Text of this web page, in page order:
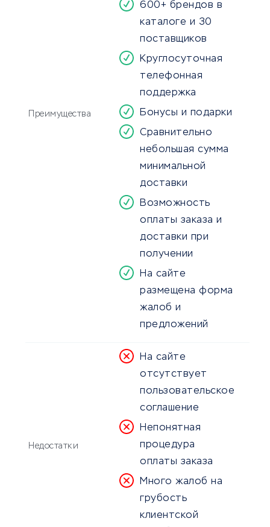
Преимущества
600+ брендов в
каталоге и 30
поставщиков
Круглосуточная
телефонная
поддержка
Бонусы и подарки
Сравнительно
небольшая сумма
минимальной
доставки
Возможность
оплаты заказа и
доставки при
получении
На сайте
размещена форма
жалоб и
предложений
Недостатки
На сайте
отсутствует
пользовательское
соглашение
Непонятная
процедура
оплаты заказа
Много жалоб на
грубость
клиентской